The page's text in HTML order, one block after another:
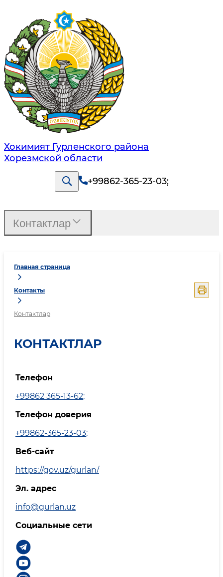
Хокимият Гурленского района
Хорезмской области
+99862-365-23-03;
Главная страница
Контакты
Контактлар
КОНТАКТЛАР
Телефон
+99862 365-13-62;
Телефон доверия
+99862-365-23-03;
Веб-сайт
https://gov.uz/gurlan/
Эл. адрес
info@gurlan.uz
Социальные сети
Контактлар